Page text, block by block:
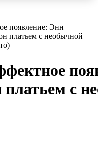
появление: Энн
платьем с необычной
с